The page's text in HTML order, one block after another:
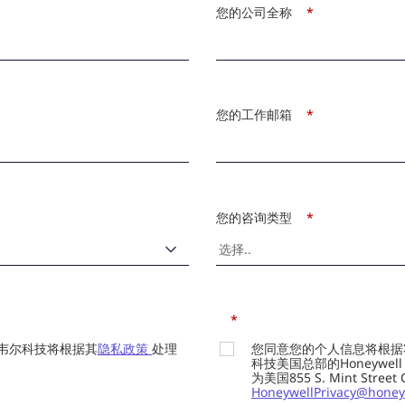
*
您的公司全称
*
您的工作邮箱
*
您的咨询类型
尔科技将根据其隐私政策 处理
*
您同意您的个人信息将根
科技美国总部的
为美国855 S. Mint Street